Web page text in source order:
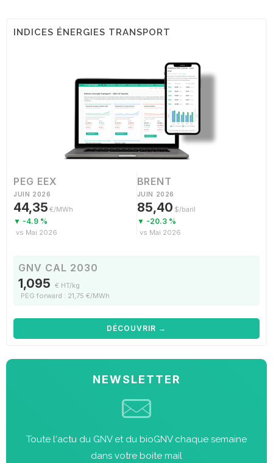
INDICES ÉNERGIES TRANSPORT
PEG EEX
JUIN 2026
44,35 €/MWh
▼ -4.9 %
vs Mai 2026
BRENT
JUIN 2026
85,40 $/baril
▼ -20.3 %
vs Mai 2026
GNV CAL 2030
1,095 € HT/kg
PEG forward : 21,75 €/MWh
DÉCOUVRIR →
NEWSLETTER
Toute l'actu du GNV et du bioGNV chaque semaine
dans votre boite mail